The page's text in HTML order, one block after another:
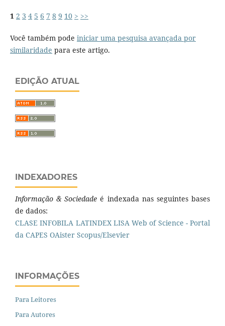
1 2 3 4 5 6 7 8 9 10 > >>
Você também pode iniciar uma pesquisa avançada por
similaridade para este artigo.
EDIÇÃO ATUAL
INDEXADORES
Informação & Sociedadeé indexada nas seguintes bases
de dados:
CLASE INFOBILA LATINDEX LISA Web of Science - Portal
da CAPES OAister Scopus/Elsevier
INFORMAÇÕES
Para Leitores
Para Autores